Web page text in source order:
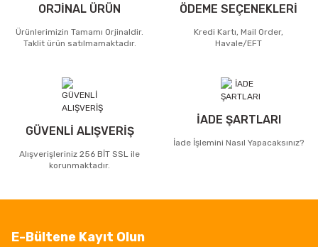
ORJİNAL ÜRÜN
Ürünlerimizin Tamamı Orjinaldir.
Taklit ürün satılmamaktadır.
ÖDEME SEÇENEKLERİ
Kredi Kartı, Mail Order,
Havale/EFT
GÜVENLİ ALIŞVERİŞ
Alışverişleriniz 256 BİT SSL ile
korunmaktadır.
İADE ŞARTLARI
İade İşlemini Nasıl Yapacaksınız?
E-Bültene Kayıt Olun